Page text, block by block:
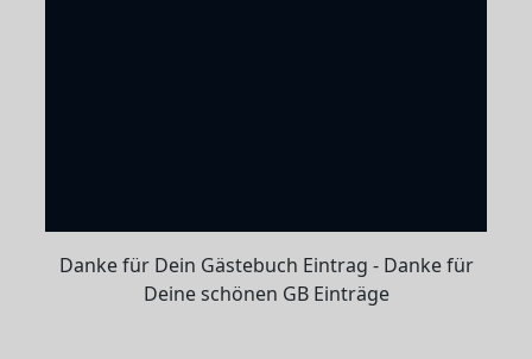
Danke für Dein Gästebuch Eintrag - Danke für
Deine schönen GB Einträge